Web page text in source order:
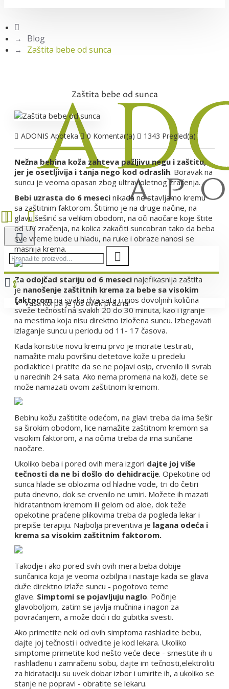
0
Vaša korpa je još uvek prazna!
Blog
Zaštita bebe od sunca
Zaštita bebe od sunca
ADONIS Apoteka 0 Komentar(a) 1343 Pregled(a)
Nežna bebina koža zahteva pažljivu negu i zaštitu,
jer je osetljivija i tanja nego kod odraslih. Boravak na
suncu je veoma opasan zbog ultravioletnog zračenja.
Bebi uzrasta do 6 meseci nikada ne stavljamo kremu
sa zaštitnim faktorom. Štitimo je na druge načine, na
glavu šeširić sa velikim obodom, na oči naočare koje štite
od UV zračenja, na kolica zakačiti suncobran tako da beba
sve vreme bude u hladu, na ruke i obraze nanosi se
masnija krema.
Za odojčad stariju od 6 meseci najefikasnija zaštita
je nanošenje zaštitnih krema za bebe sa visokim
faktoromna svaka dva sata i unos dovoljnih količina
sveže tečnosti na svakih 20 do 30 minuta, kao i igranje
na mestima koja nisu direktno izložena suncu. Izbegavati
izlaganje suncu u periodu od 11- 17 časova.
Kada koristite novu kremu prvo je morate testirati,
namažite malu površinu detetove kože u predelu
podlaktice i pratite da se ne pojavi osip, crvenilo ili svrab
u narednih 24 sata. Ako nema promena na koži, dete se
može namazati ovom zaštitnom kremom.
Bebinu kožu zaštitite odećom, na glavi treba da ima šešir
sa širokim obodom, lice namažite zaštitnom kremom sa
visokim faktorom, a na očima treba da ima sunčane
naočare.
Ukoliko beba i pored ovih mera izgori dajte joj više
tečnosti da ne bi došlo do dehidracije. Opekotine od
sunca hlade se oblozima od hladne vode, tri do četiri
puta dnevno, dok se crvenilo ne umiri. Možete ih mazati
hidratantnom kremom ili gelom od aloe, dok teže
opekotine praćene plikovima treba da pogleda lekar i
prepiše terapiju. Najbolja preventiva je lagana odeća i
krema sa visokim zaštitnim faktorom.
Takodje i ako pored svih ovih mera beba dobije
sunčanica koja je veoma ozbiljna i nastaje kada se glava
duže direktno izlaže suncu - pogotovo teme
glave. Simptomi se pojavljuju naglo. Počinje
glavoboljom, zatim se javlja mučnina i nagon za
povraćanjem, a može doći i do gubitka svesti.
Ako primetite neki od ovih simptoma rashladite bebu,
dajte joj tečnosti i odvedite je kod lekara. Ukoliko
simptome primetite kod nešto veće dece - smestite ih u
rashlađenu i zamračenu sobu, dajte im tečnosti,elektroliti
za hidrataciju su uvek dobar izbor i umirite ih, a ukoliko se
stanje ne popravi - obratite se lekaru.